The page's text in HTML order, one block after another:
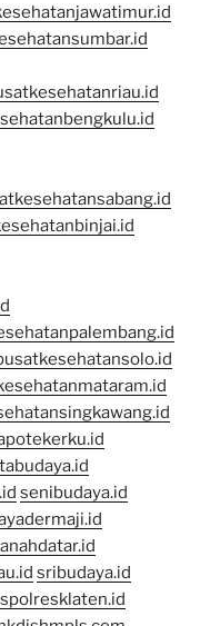
senibudaya.id
sribudaya.id